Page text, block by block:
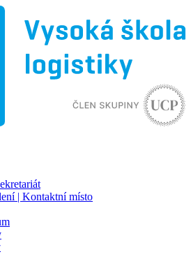
| Kontaktní místo